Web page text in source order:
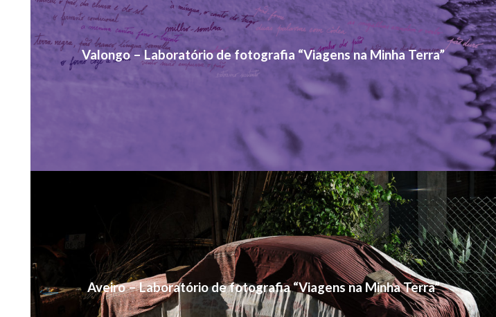
Valongo – Laboratório de fotografia “Viagens na Minha Terra”
Aveiro – Laboratório de fotografia “Viagens na Minha Terra”